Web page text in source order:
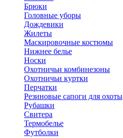
Брюки
Головные уборы
Дождевики
Жилеты
Маскировочные костюмы
Нижнее белье
Носки
Охотничьи комбинезоны
Охотничьи куртки
Перчатки
Резиновые сапоги для охоты
Рубашки
Свитера
Термобелье
Футболки